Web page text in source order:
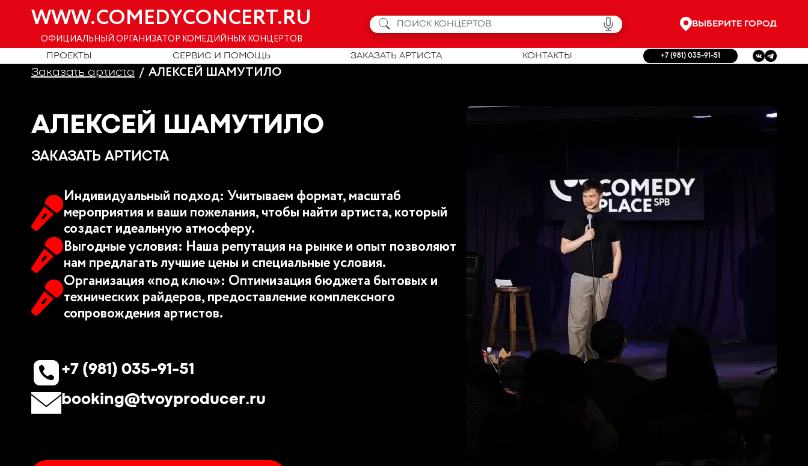
WWW.COMEDYCONCERT.RU
ОФИЦИАЛЬНЫЙ ОРГАНИЗАТОР КОМЕДИЙНЫХ КОНЦЕРТОВ
ВЫБЕРИТЕ ГОРОД
ПРОЕКТЫ СЕРВИС И ПОМОЩЬ ЗАКАЗАТЬ АРТИСТА КОНТАКТЫ +7 (981) 035-91-51
Заказать артиста АЛЕКСЕЙ ШАМУТИЛО
АЛЕКСЕЙ ШАМУТИЛО
ЗАКАЗАТЬ АРТИСТА
Индивидуальный подход: Учитываем формат, масштаб
мероприятия и ваши пожелания, чтобы найти артиста, который
создаст идеальную атмосферу.
Выгодные условия: Наша репутация на рынке и опыт позволяют
нам предлагать лучшие цены и специальные условия.
Организация «под ключ»: Оптимизация бюджета бытовых и
технических райдеров, предоставление комплексного
сопровождения артистов.
+7 (981) 035-91-51
booking@tvoyproducer.ru